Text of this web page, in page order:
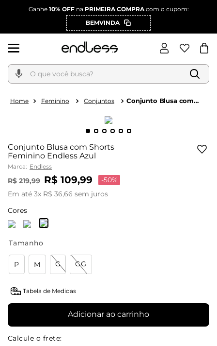
Ganhe 10% OFFna PRIMEIRA COMPRAcom o cupom:
BEMVINDA
O que você busca?
Feminino Conjuntos
Conjunto Blusa com
Conjunto Blusa com Shorts
Feminino Endless Azul
Marca: Endless
R$ 219,99 R$ 109,99 -50%
Em até 3x R$ 36,66 sem juros
Cores
Tamanho
P M G GG
Tabela de Medidas
Adicionar ao carrinho